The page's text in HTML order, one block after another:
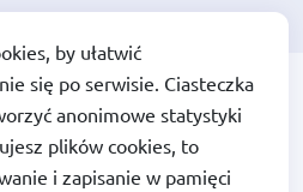
by ułatwić
się po serwisie. Ciasteczka
anonimowe statystyki
plików cookies, to
i zapisanie w pamięci